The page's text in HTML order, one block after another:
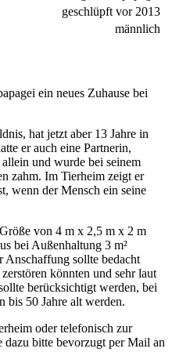
geschlüpft vor 2013
männlich
ein neues Zuhause bei
hat jetzt aber 13 Jahre in
er auch eine Partnerin,
und wurde bei seinem
zahm. Im Tierheim zeigt er
wenn der Mensch ein seine
von 4 m x 2,5 m x 2 m
bei Außenhaltung 3 m²
Anschaffung sollte bedacht
könnten und sehr laut
berücksichtigt werden, bei
bis 50 Jahre alt werden.
oder telefonisch zur
dazu bitte bevorzugt per Mail an